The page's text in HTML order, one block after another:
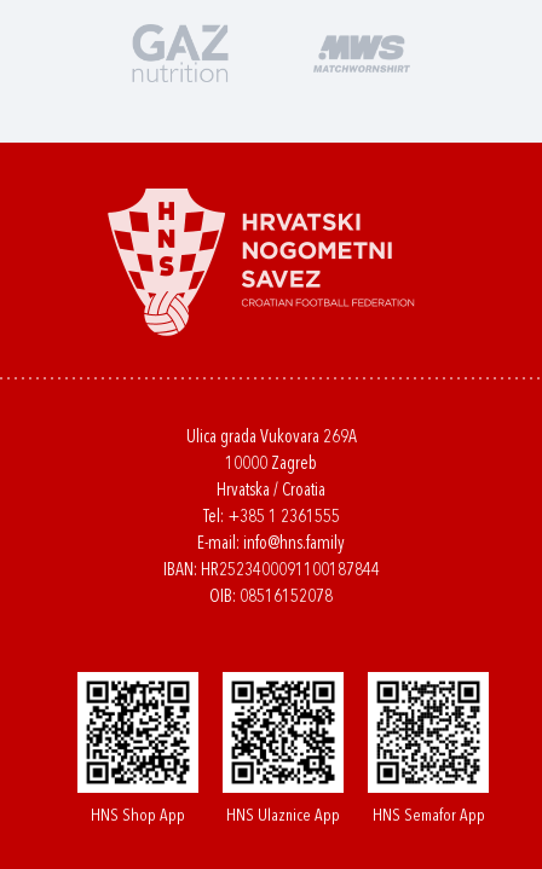
Ulica grada Vukovara 269A
10000 Zagreb
Hrvatska / Croatia
Tel: +385 1 2361555
E-mail: info@hns.family
IBAN: HR2523400091100187844
OIB: 08516152078
HNS Shop App HNS Ulaznice App HNS Semafor App